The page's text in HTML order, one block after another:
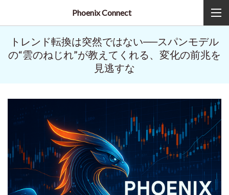
Phoenix Connect
トレンド転換は突然ではない──スパンモデル
の“雲のねじれ”が教えてくれる、変化の前兆を
見逃すな